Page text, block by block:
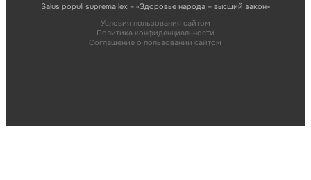
Salus populi suprema lex – «Здоровье народа – высший закон»
Условия пользования сайтом
Политика конфиденциальности
Соглашение о пользовании сайтом